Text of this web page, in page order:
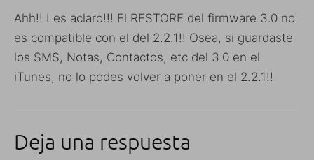
Ahh!! Les aclaro!!! El RESTORE del firmware 3.0 no
es compatible con el del 2.2.1!! Osea, si guardaste
los SMS, Notas, Contactos, etc del 3.0 en el
iTunes, no lo podes volver a poner en el 2.2.1!!
Deja una respuesta